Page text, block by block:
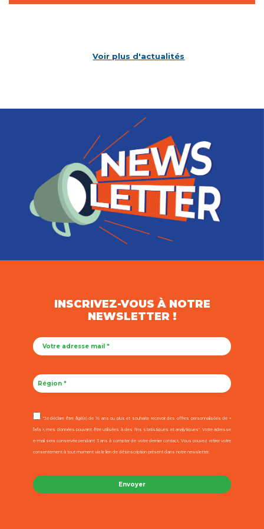
Voir plus d'actualités
INSCRIVEZ-VOUS À NOTRE
NEWSLETTER !
"Je déclare être âgé(e) de 16 ans ou plus et souhaite recevoir des offres personnalisées de «
l’afa », mes données pouvant être utilisées à des fins statistiques et analytiques". Votre adresse
e-mail sera conservée pendant 3 ans à compter de votre dernier contact. Vous pouvez retirer votre
consentement à tout moment via le lien de désinscription présent dans notre newsletter.